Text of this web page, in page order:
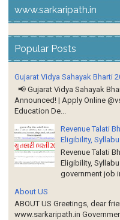
www.sarkaripath.in
Popular Posts
Gujarat Vidya Sahayak Bharti
📢 Gujarat Vidya Sahayak
Announced! | Apply Online
Education De...
Revenue Talati
Eligibility,
Revenue Talati
Eligibility,
government job
About US
ABOUT US Greetings, dear
www.sarkaripath.in